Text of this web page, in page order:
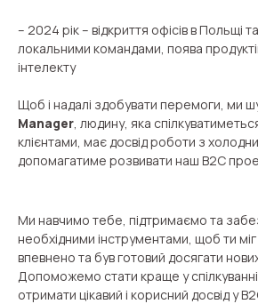
Phone analytics for business
Phone numbers SPAM monitoring
SIP TRUNK
International SMS
Speech synthesis
– 2024 рік – відкриття офісів в Польщі та
локальними командами, поява
інтелекту
Щоб і надалі здобувати перемоги, ми
Manager, людину, яка
клієнтами, має досвід роботи з
допомагатиме розвивати наш B2C
Ми навчимо тебе, підтримаємо та
необхідними інструментами, щоб ти міг
впевнено та був готовий досягати
Допоможемо стати краще у спілкуванні
отримати цікавий і корисний досвід у